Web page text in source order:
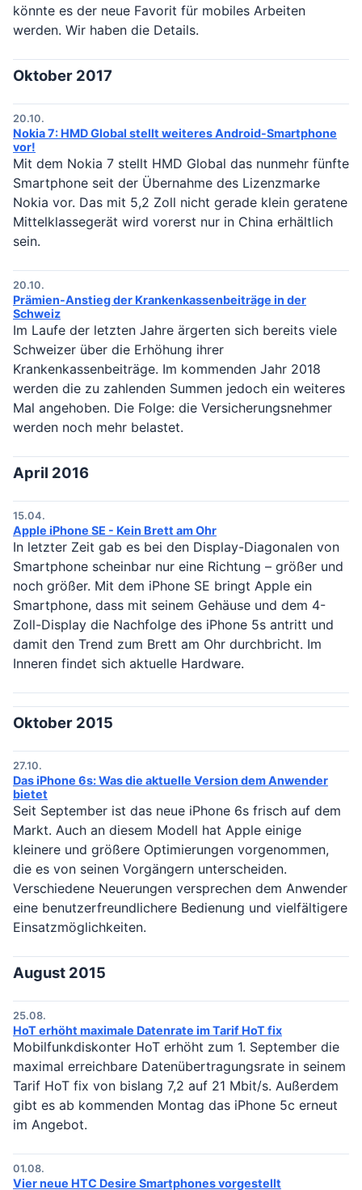
könnte es der neue Favorit für mobiles Arbeiten
werden. Wir haben die Details.
Oktober 2017
20.10.
Nokia 7: HMD Global stellt weiteres Android-Smartphone
vor!
Mit dem Nokia 7 stellt HMD Global das nunmehr fünfte
Smartphone seit der Übernahme des Lizenzmarke
Nokia vor. Das mit 5,2 Zoll nicht gerade klein geratene
Mittelklassegerät wird vorerst nur in China erhältlich
sein.
20.10.
Prämien-Anstieg der Krankenkassenbeiträge in der
Schweiz
Im Laufe der letzten Jahre ärgerten sich bereits viele
Schweizer über die Erhöhung ihrer
Krankenkassenbeiträge. Im kommenden Jahr 2018
werden die zu zahlenden Summen jedoch ein weiteres
Mal angehoben. Die Folge: die Versicherungsnehmer
werden noch mehr belastet.
April 2016
15.04.
Apple iPhone SE - Kein Brett am Ohr
In letzter Zeit gab es bei den Display-Diagonalen von
Smartphone scheinbar nur eine Richtung – größer und
noch größer. Mit dem iPhone SE bringt Apple ein
Smartphone, dass mit seinem Gehäuse und dem 4-
Zoll-Display die Nachfolge des iPhone 5s antritt und
damit den Trend zum Brett am Ohr durchbricht. Im
Inneren findet sich aktuelle Hardware.
Oktober 2015
27.10.
Das iPhone 6s: Was die aktuelle Version dem Anwender
bietet
Seit September ist das neue iPhone 6s frisch auf dem
Markt. Auch an diesem Modell hat Apple einige
kleinere und größere Optimierungen vorgenommen,
die es von seinen Vorgängern unterscheiden.
Verschiedene Neuerungen versprechen dem Anwender
eine benutzerfreundlichere Bedienung und vielfältigere
Einsatzmöglichkeiten.
August 2015
25.08.
HoT erhöht maximale Datenrate im Tarif HoT fix
Mobilfunkdiskonter HoT erhöht zum 1. September die
maximal erreichbare Datenübertragungsrate in seinem
Tarif HoT fix von bislang 7,2 auf 21 Mbit/s. Außerdem
gibt es ab kommenden Montag das iPhone 5c erneut
im Angebot.
01.08.
Vier neue HTC Desire Smartphones vorgestellt